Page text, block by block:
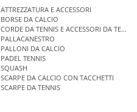
ATTREZZATURA E ACCESSORI
BORSE DA CALCIO
CORDE DA TENNIS E ACCESSORI DA TENNIS
PALLACANESTRO
PALLONI DA CALCIO
PADEL TENNIS
SQUASH
SCARPE DA CALCIO CON TACCHETTI
SCARPE DA TENNIS